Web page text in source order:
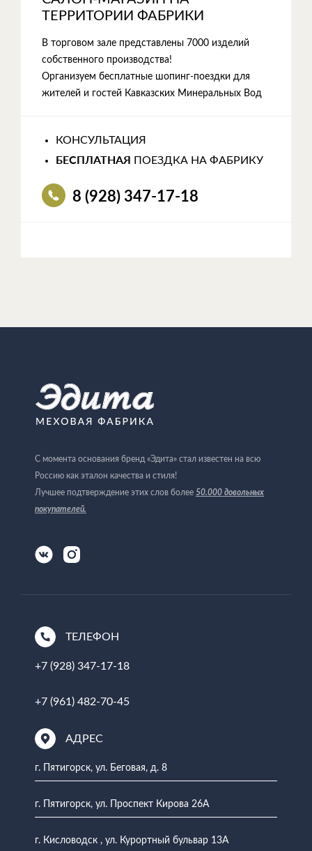
ТЕРРИТОРИИ ФАБРИКИ
В торговом зале представлены 7000 изделий
собственного производства!
Организуем бесплатные шопинг-поездки для
жителей и гостей Кавказских Минеральных Вод
КОНСУЛЬТАЦИЯ
БЕСПЛАТНАЯ ПОЕЗДКА НА ФАБРИКУ
8 (928) 347-17-18
С момента основания бренд «Эдита» стал известен на всю
Россию как эталон качества и стиля!
Лучшее подтверждение этих слов более 50.000 довольных
покупателей.
ТЕЛЕФОН
+7 (928) 347-17-18
+7 (961) 482-70-45
АДРЕС
г. Пятигорск, ул. Беговая, д. 8
г. Пятигорск, ул. Проспект Кирова 26А
г. Кисловодск , ул. Курортный бульвар 13А